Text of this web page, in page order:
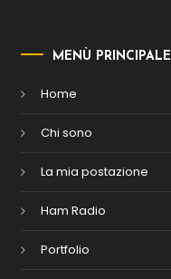
MENÙ PRINCIPALE
Home
Chi sono
La mia postazione
Ham Radio
Portfolio